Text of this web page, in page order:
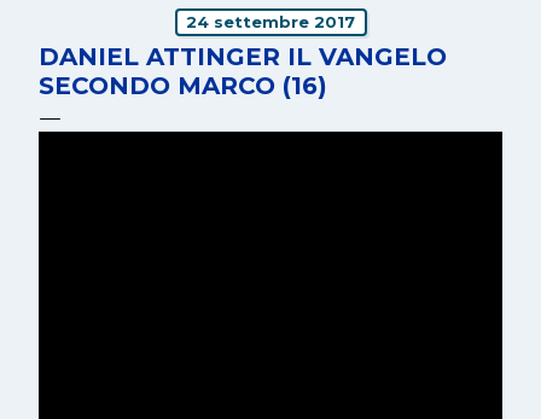
24 settembre 2017
DANIEL ATTINGER IL VANGELO
SECONDO MARCO (16)